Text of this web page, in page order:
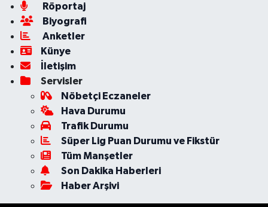
Röportaj
Biyografi
Anketler
Künye
İletişim
Servisler
Nöbetçi Eczaneler
Hava Durumu
Trafik Durumu
Süper Lig Puan Durumu ve Fikstür
Tüm Manşetler
Son Dakika Haberleri
Haber Arşivi